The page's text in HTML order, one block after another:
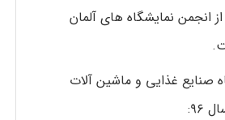
انجمن نمایشگاه های آلمان
صنایع غذایی و ماشین آلات